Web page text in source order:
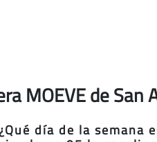
MOEVE de San
día de la semana